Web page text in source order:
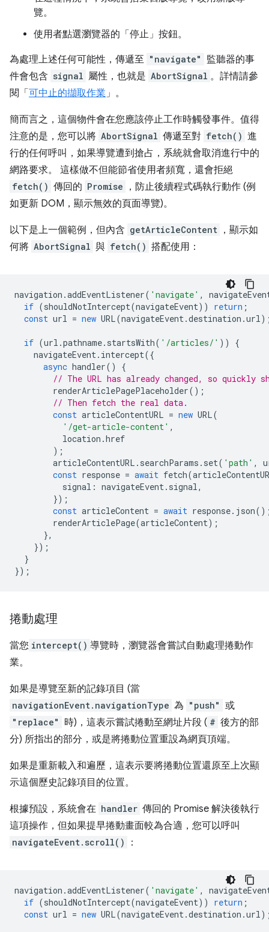
覽。
使用者點選瀏覽器的「停止」按鈕。
為處理上述任何可能性，傳遞至 "navigate"
監聽器的事
件會包含 signal 屬性，也就是 AbortSignal 。詳情請參
閱「 可中止的擷取作業」。
簡而言之，這個物件會在您應該停止工作時觸發事件。值得
注意的是，您可以將 AbortSignal 傳遞至對 fetch() 進
行的任何呼叫，如果導覽遭到搶占，系統就會取消進行中的
網路要求。 這樣做不但能節省使用者頻寬，還會拒絕
fetch() 傳回的 Promise
，防止後續程式碼執行動作 (例
如更新 DOM，顯示無效的頁面導覽)。
以下是上一個範例，但內含 getArticleContent ，顯示如
何將 AbortSignal 與 fetch() 搭配使用：
navigation .addEventListener( 'navigate' ,
if (shouldNotIntercept(navigateEvent)) return ;
const url = new URL(navigateEvent.destination .url
if (url .pathname. startsWith( '/articles/' ))
{
navigateEvent. intercept({
async handler()
{
// The URL has already changed, so quickly
renderArticlePagePlaceholder();
// Then fetch the real data.
const articleContentURL = new URL(
'/get-article-content' ,
location .href
);
articleContentURL . searchParams . set( 'path' ,
const response = await fetch(
signal : navigateEvent. signal,
});
const articleContent = await response. json
renderArticlePage(articleContent);
},
});
}
});
捲動處理
當您 intercept() 導覽時，瀏覽器會嘗試自動處理捲動作
業。
如果是導覽至新的記錄項目 (當
navigationEvent.navigationType 為 "push" 或
"replace" 時)，這表示嘗試捲動至網址片段 ( # 後方的部
分) 所指出的部分，或是將捲動位置重設為網頁頂端。
如果是重新載入和遍歷，這表示要將捲動位置還原至上次顯
示這個歷史記錄項目的位置。
根據預設，系統會在 handler 傳回的 Promise 解決後執行
這項操作，但如果提早捲動畫面較為合適，您可以呼叫
navigateEvent.scroll() ：
navigation .addEventListener( 'navigate' ,
if (shouldNotIntercept(navigateEvent)) return ;
const url = new URL(navigateEvent.destination .url